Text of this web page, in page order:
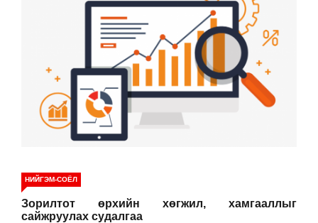
НИЙГЭМ-СОЁЛ
Зорилтот өрхийн хөгжил, хамгааллыг
сайжруулах судалгаа